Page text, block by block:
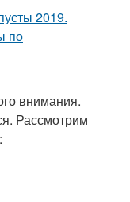
внимания.
Рассмотрим